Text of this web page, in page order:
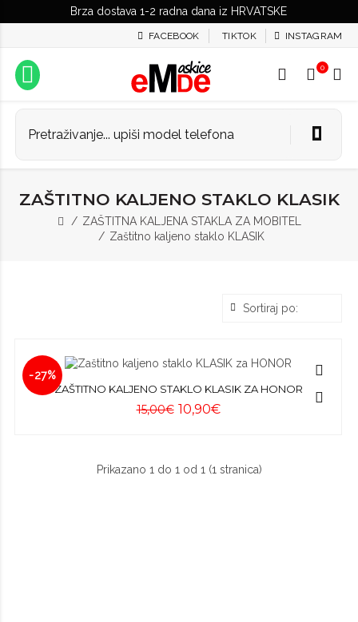
Brza dostava 1-2 radna dana iz HRVATSKE
FACEBOOK TIKTOK INSTAGRAM
0
ZAŠTITNO KALJENO STAKLO KLASIK
ZAŠTITNA KALJENA STAKLA ZA MOBITEL
Zaštitno kaljeno staklo KLASIK
-27%
ZAŠTITNO KALJENO STAKLO KLASIK ZA HONOR
15,00€ 10,90€
Prikazano 1 do 1 od 1 (1 stranica)